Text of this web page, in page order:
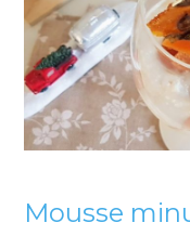
Mousse